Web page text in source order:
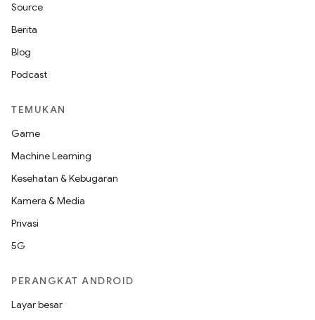
Source
Berita
Blog
Podcast
TEMUKAN
Game
Machine Learning
Kesehatan & Kebugaran
Kamera & Media
Privasi
5G
PERANGKAT ANDROID
Layar besar